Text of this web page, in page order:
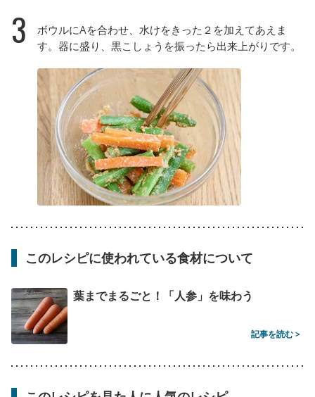
3
ボウルにAを合わせ、水けをきった２を加えてあえま
す。器に盛り、黒こしょうを振ったら出来上がりです。
このレシピに使われている食材について
葉までまるごと！「人参」を味わう
記事を読む >